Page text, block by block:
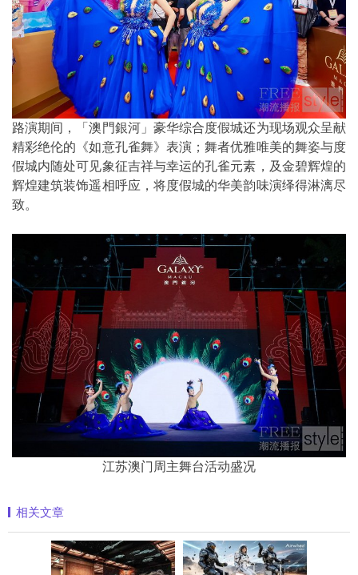
路演期间，「澳門銀河」豪华综合度假城还为现场观众呈献
精彩绝伦的《如意孔雀舞》表演；舞者优雅唯美的舞姿与度
假城内随处可见象征吉祥与幸运的孔雀元素，及金碧辉煌的
辉煌建筑装饰遥相呼应，将度假城的华美韵味演绎得淋漓尽
致。
江苏澳门周主舞台活动盛况
相关文章